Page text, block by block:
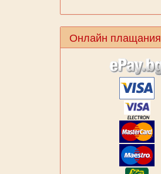
Онлайн плащания